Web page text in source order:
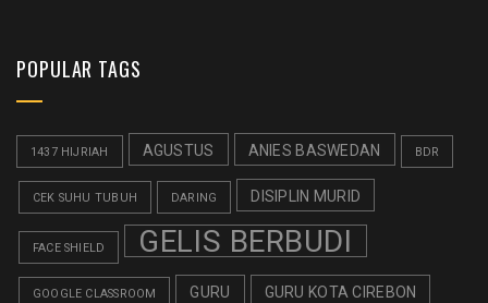
POPULAR TAGS
1437 HIJRIAH AGUSTUS ANIES BASWEDAN BDR
CEK SUHU TUBUH DARING DISIPLIN MURID
FACE SHIELD GELIS BERBUDI
GOOGLE CLASSROOM GURU GURU KOTA CIREBON